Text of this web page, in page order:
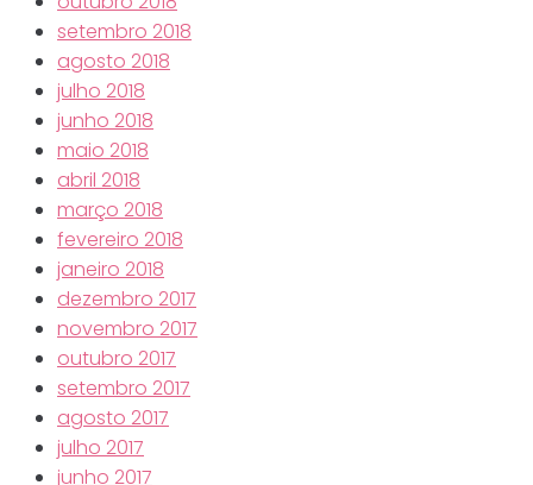
setembro 2018
agosto 2018
julho 2018
junho 2018
maio 2018
abril 2018
março 2018
fevereiro 2018
janeiro 2018
dezembro 2017
novembro 2017
outubro 2017
setembro 2017
agosto 2017
julho 2017
junho 2017